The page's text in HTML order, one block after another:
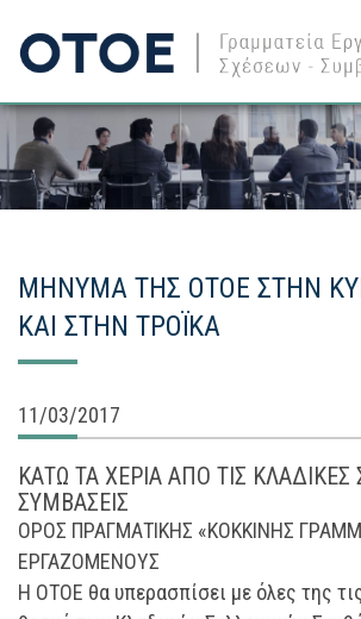
ΜΗΝΥΜΑ ΤΗΣ ΟΤΟΕ ΣΤΗΝ
ΚΑΙ ΣΤΗΝ ΤΡΟΪΚΑ
11/03/2017
ΚΑΤΩ ΤΑ ΧΕΡΙΑ ΑΠΟ ΤΙΣ ΚΛΑΔΙΚΕΣ
ΣΥΜΒΑΣΕΙΣ
ΟΡΟΣ ΠΡΑΓΜΑΤΙΚΗΣ «ΚΟΚΚΙΝΗΣ
ΕΡΓΑΖΟΜΕΝΟΥΣ
Η ΟΤΟΕ θα υπερασπίσει με όλες της